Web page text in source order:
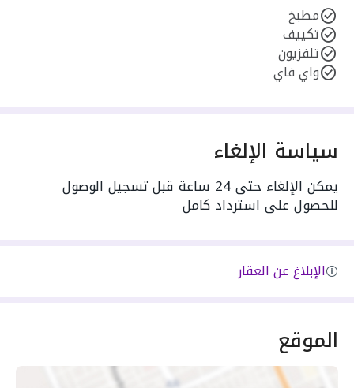
مطبخ
تكييف
تلفزيون
واي فاي
سياسة الإلغاء
يمكن الإلغاء حتى 24 ساعة قبل تسجيل الوصول
للحصول على استرداد كامل
الإبلاغ عن العقار
الموقع